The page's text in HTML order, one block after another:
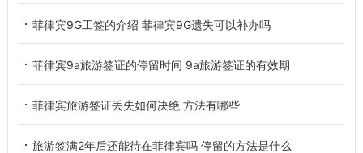
菲律宾9G工签的介绍 菲律宾9G遗失可以补办吗
菲律宾9a旅游签证的停留时间 9a旅游签证的有效期
菲律宾旅游签证丢失如何决绝 方法有哪些
旅游签满2年后还能待在菲律宾吗 停留的方法是什么